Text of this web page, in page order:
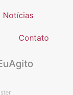
Notícias
Contato